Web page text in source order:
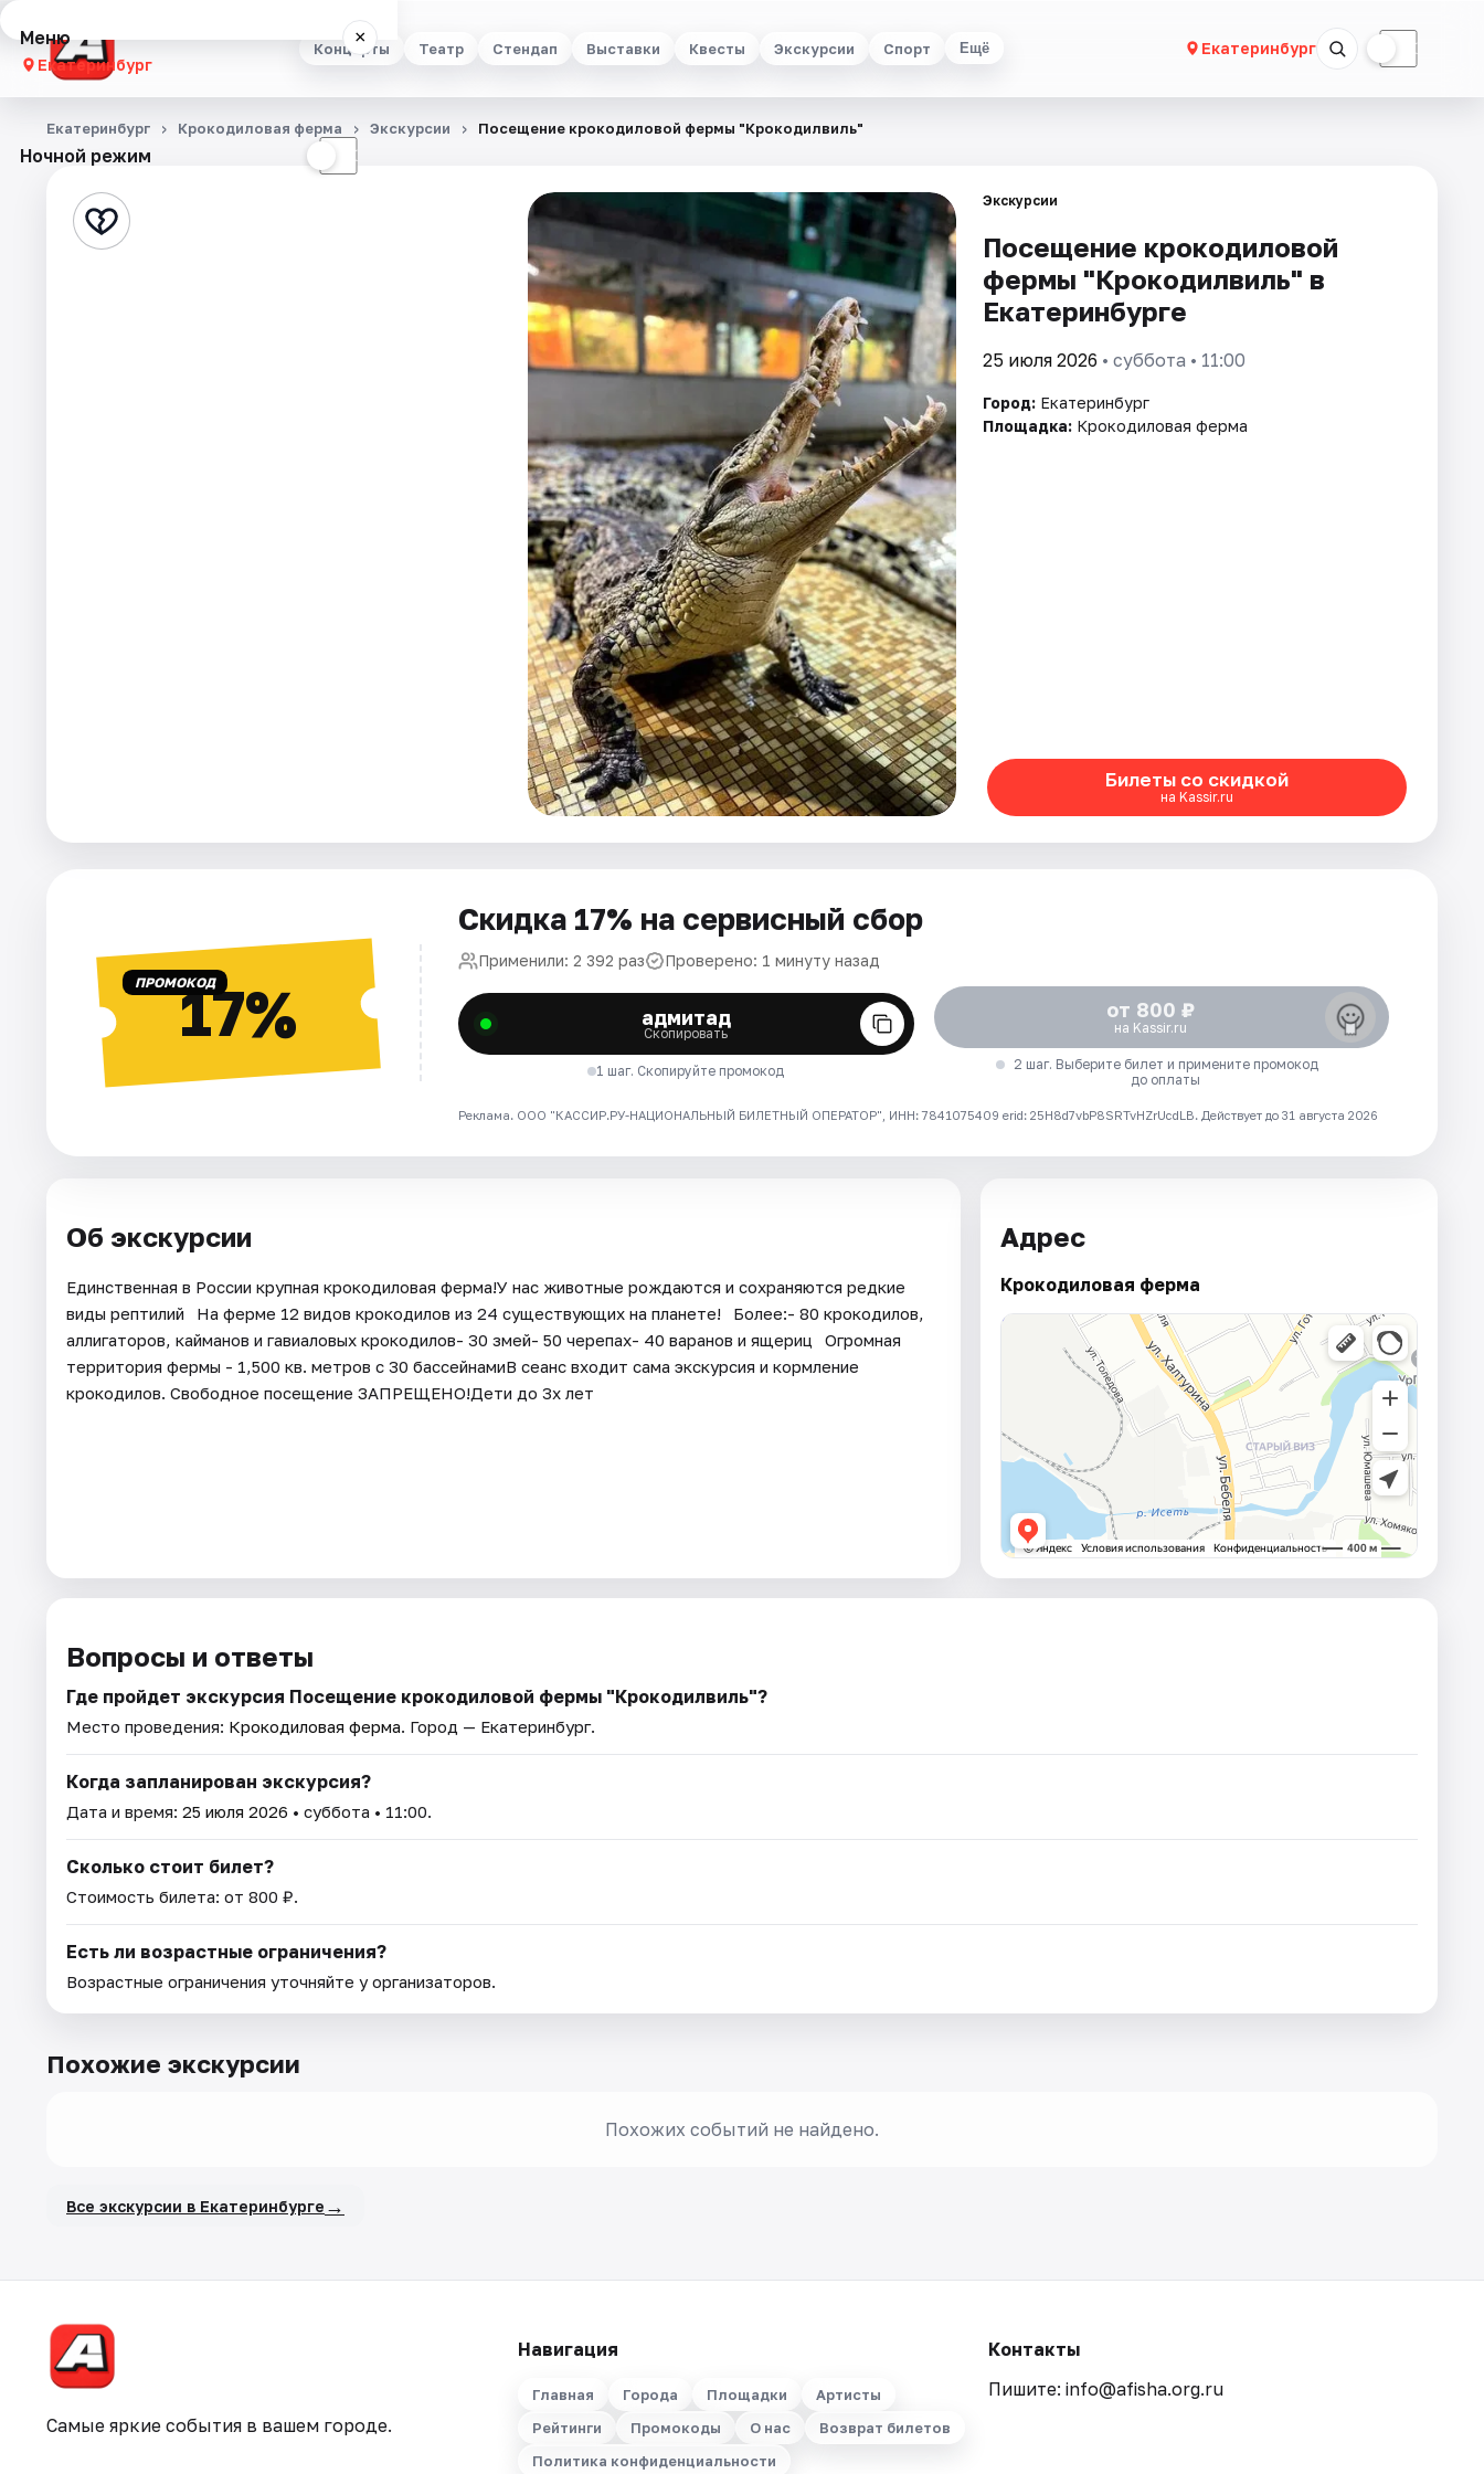
Концерты Театр Стендап Выставки Квесты Экскурсии Спорт Ещё Екатеринбург ☾
Меню ×
Екатеринбург
Концерты
Стендап
Ночной режим ☾
Екатеринбург Крокодиловая ферма Экскурсии Посещение крокодиловой фермы "Крокодилвиль"
Экскурсии
Посещение крокодиловой
фермы "Крокодилвиль" в
Екатеринбурге
25 июля 2026 • суббота • 11:00
Город: Екатеринбург
Площадка: Крокодиловая ферма
Билеты со скидкой
на Kassir.ru
ПРОМОКОД17%
Скидка 17% на сервисный сбор
Применили: 2 392 раз Проверено: 1 минуту назад
адмитад
Скопировать
1 шаг. Скопируйте промокод
от 800 ₽
на Kassir.ru
2 шаг. Выберите билет и примените промокод
до оплаты
Реклама. ООО "КАССИР.РУ-НАЦИОНАЛЬНЫЙ БИЛЕТНЫЙ ОПЕРАТОР", ИНН: 7841075409 erid: 25H8d7vbP8SRTvHZrUcdLB. Действует до 31 августа 2026
Об экскурсии
Единственная в России крупная крокодиловая ферма!У нас животные рождаются и сохраняются редкие
виды рептилий⠀На ферме 12 видов крокодилов из 24 существующих на планете!⠀Более:- 80 крокодилов,
аллигаторов, кайманов и гавиаловых крокодилов- 30 змей- 50 черепах- 40 варанов и ящериц⠀Огромная
территория фермы - 1,500 кв. метров с 30 бассейнамиВ сеанс входит сама экскурсия и кормление
крокодилов. Свободное посещение ЗАПРЕЩЕНО!Дети до 3х лет
Адрес
Крокодиловая ферма
Вопросы и ответы
Где пройдет экскурсия Посещение крокодиловой фермы "Крокодилвиль"?
Место проведения: Крокодиловая ферма. Город — Екатеринбург.
Когда запланирован экскурсия?
Дата и время: 25 июля 2026 • суббота • 11:00.
Сколько стоит билет?
Стоимость билета: от 800 ₽.
Есть ли возрастные ограничения?
Возрастные ограничения уточняйте у организаторов.
Похожие экскурсии
Похожих событий не найдено.
Все экскурсии в Екатеринбурге →
Самые яркие события в вашем городе.
Навигация
Главная Города Площадки
Артисты
Рейтинги
Промокоды О нас
Возврат билетов
Политика конфиденциальности
Контакты
Пишите: info@afisha.org.ru